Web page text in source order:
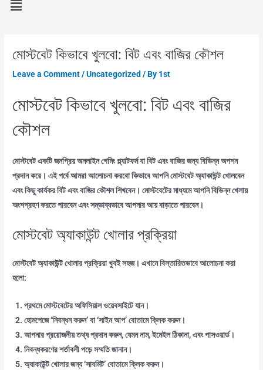
মোস্টবেট কিভাবে খুলবো: বিট এবং বাজির কৌশল
Leave a Comment/Uncategorized / By 1st
মোস্টবেট কিভাবে খুলবো: বিট এবং বাজির
কৌশল
মোস্টবেট একটি জনপ্রিয় অনলাইন গেমিং প্ল্যাটফর্ম যা বিট এবং বাজির জন্য বিভিন্ন অপশন
প্রদান করে। এই পর্বে আমরা আলোচনা করবো কিভাবে আপনি মোস্টবেট অ্যাকাউন্ট খোলবেন
এবং কিছু কার্যকর বিট এবং বাজির কৌশল শিখবেন। মোস্টবেটের মাধ্যমে আপনি বিভিন্ন খেলায়
অংশগ্রহণ করতে পারবেন এবং সম্ভাব্যভাবে আপনার আয় বাড়াতে পারবেন।
মোস্টবেট অ্যাকাউন্ট খোলার প্রক্রিয়া
মোস্টবেট অ্যাকাউন্ট খোলার প্রক্রিয়া খুবই সহজ। এখানে বিস্তারিতভাবে আলোচনা করা
হলো:
প্রথমে মোস্টবেটের অফিসিয়াল ওয়েবসাইটে যান।
হোমপেজে ‘নিবন্ধন করুন’ বা ‘সাইন আপ’ বোতামে ক্লিক করুন।
আপনার প্রয়োজনীয় তথ্য প্রদান করুন, যেমন নাম, ইমেইল ঠিকানা, এবং পাসওয়ার্ড।
নিবন্ধকরণের শর্তাবলী পড়ে সম্মতি জানান।
অ্যাকাউন্ট খোলার জন্য ‘সাবমিট’ বোতামে ক্লিক করুন।